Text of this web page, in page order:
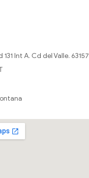
131 Int A. Cd del Valle. 63157